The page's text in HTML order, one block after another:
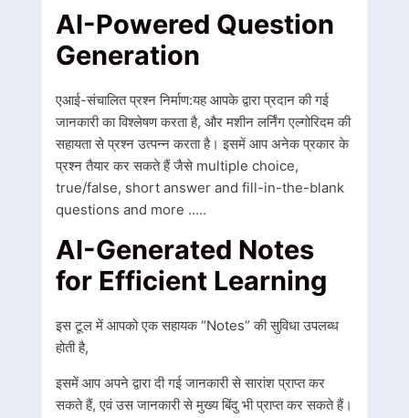
AI-Powered Question
Generation
एआई-संचालित प्रश्न निर्माण:यह आपके द्वारा प्रदान की गई
जानकारी का विश्लेषण करता है, और मशीन लर्निंग एल्गोरिदम की
सहायता से प्रश्न उत्पन्न करता है। इसमें आप अनेक प्रकार के
प्रश्न तैयार कर सकते हैं जैसे multiple choice,
true/false, short answer and fill-in-the-blank
questions and more …..
AI-Generated Notes
for Efficient Learning
इस टूल में आपको एक सहायक “Notes” की सुविधा उपलब्ध
होती है,
इसमें आप अपने द्वारा दी गई जानकारी से सारांश प्राप्त कर
सकते हैं, एवं उस जानकारी से मुख्य बिंदु भी प्राप्त कर सकते हैं।